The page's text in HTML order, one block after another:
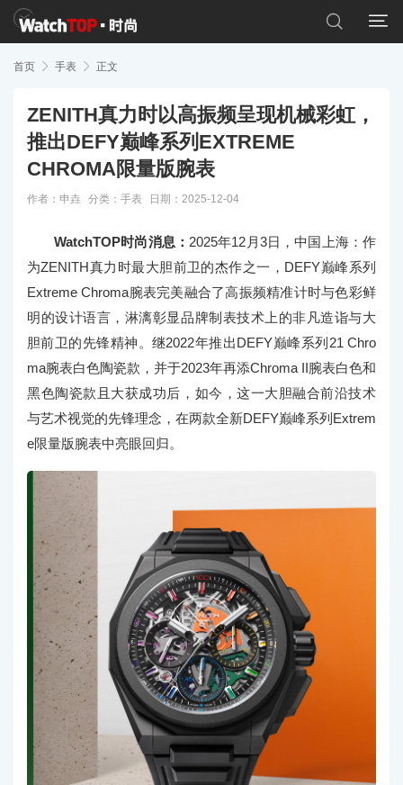


首页  手表  正文
ZENITH真力时以高振频呈现机械彩虹，
推出DEFY巅峰系列EXTREME
CHROMA限量版腕表
作者：申垚 分类： 手表 日期：2025-12-04
WatchTOP时尚消息： 2025年12月3日，中国上海：作
为ZENITH真力时最大胆前卫的杰作之一，DEFY巅峰系列
Extreme Chroma腕表完美融合了高振频精准计时与色彩鲜
明的设计语言，淋漓彰显品牌制表技术上的非凡造诣与大
胆前卫的先锋精神。继2022年推出DEFY巅峰系列21 Chro
ma腕表白色陶瓷款，并于2023年再添Chroma II腕表白色和
黑色陶瓷款且大获成功后，如今，这一大胆融合前沿技术
与艺术视觉的先锋理念，在两款全新DEFY巅峰系列Extrem
e限量版腕表中亮眼回归。